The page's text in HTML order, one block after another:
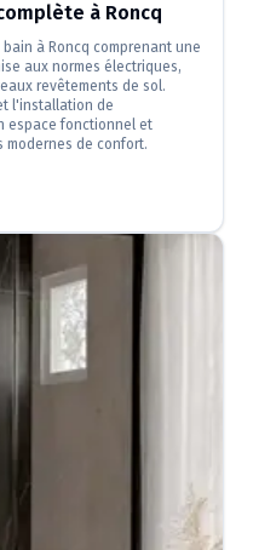
à Roncq
à Roncq comprenant une
aux normes électriques,
revêtements de sol.
l'installation de
espace fonctionnel et
de confort.